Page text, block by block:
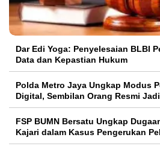
Dar Edi Yoga: Penyelesaian BLBI
Data dan Kepastian Hukum
Polda Metro Jaya Ungkap Modus
Digital, Sembilan Orang Resmi
FSP BUMN Bersatu Ungkap
Kajari dalam Kasus Pengerukan